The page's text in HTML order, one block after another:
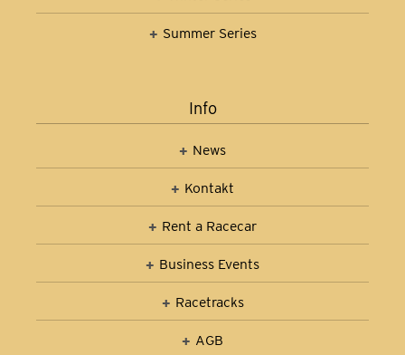
Summer Series
Info
News
Kontakt
Rent a Racecar
Business Events
Racetracks
AGB